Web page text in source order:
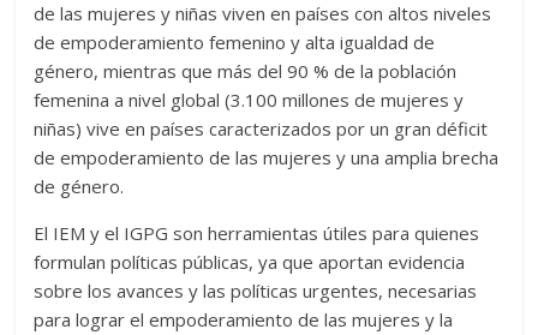
de las mujeres y niñas viven en países con altos niveles
de empoderamiento femenino y alta igualdad de
género, mientras que más del 90 % de la población
femenina a nivel global (3.100 millones de mujeres y
niñas) vive en países caracterizados por un gran déficit
de empoderamiento de las mujeres y una amplia brecha
de género.
El IEM y el IGPG son herramientas útiles para quienes
formulan políticas públicas, ya que aportan evidencia
sobre los avances y las políticas urgentes, necesarias
para lograr el empoderamiento de las mujeres y la